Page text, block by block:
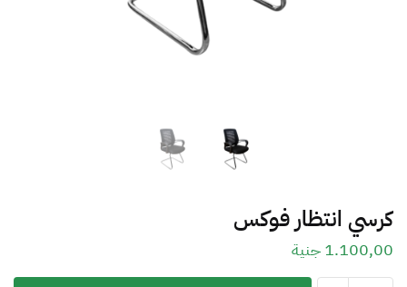
كرسي انتظار فوكس
1.100,00جنية